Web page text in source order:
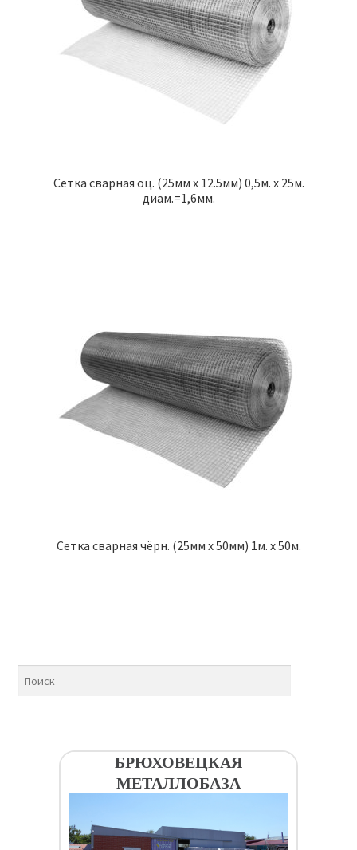
Сетка сварная оц. (25мм х 12.5мм) 0,5м. х 25м.
диам.=1,6мм.
Сетка сварная чёрн. (25мм х 50мм) 1м. х 50м.
БРЮХОВЕЦКАЯ
МЕТАЛЛОБАЗА